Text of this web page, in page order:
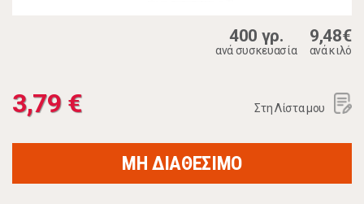
400 γρ.
ανά συσκευασία
9,48€
ανά κιλό
3,79 € Στη Λίστα μου
ΜΗ ΔΙΑΘΕΣΙΜΟ